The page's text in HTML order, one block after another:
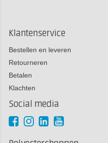
Klantenservice
Bestellen en leveren
Retourneren
Betalen
Klachten
Social media